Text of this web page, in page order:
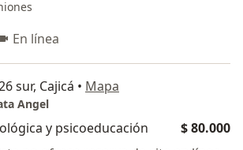
En línea
sur, Cajicá • Mapa
Angel
y psicoeducación
$ 80.000